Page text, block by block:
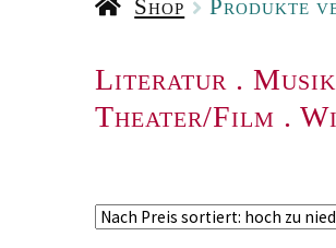
Shop Produkte
Literatur . Musik
Theater/Film .